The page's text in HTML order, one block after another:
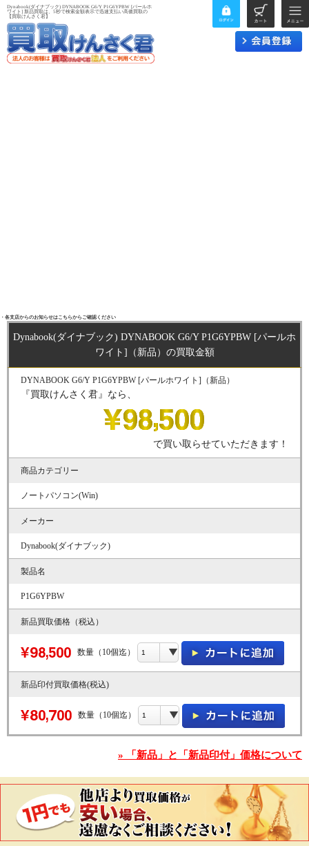
Dynabook(ダイナブック) DYNABOOK G6/Y P1G6YPBW [パールホ
ワイト] 新品買取は、5秒で検索金額表示で迅速支払い高価買取の
【買取けんさく君】
・各支店からのお知らせはこちらからご確認ください
Dynabook(ダイナブック) DYNABOOK G6/Y P1G6YPBW [パールホ
ワイト]（新品）の買取金額
DYNABOOK G6/Y P1G6YPBW [パールホワイト]（新品）
『買取けんさく君』なら、
で買い取らせていただきます！
商品カテゴリー
ノートパソコン(Win)
メーカー
Dynabook(ダイナブック)
製品名
P1G6YPBW
新品買取価格（税込）
数量（10個迄）
新品印付買取価格(税込)
数量（10個迄）
» 「新品」と「新品印付」価格について